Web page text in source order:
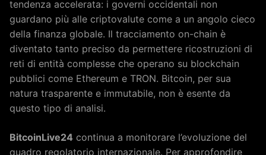
tendenza accelerata: i governi occidentali non
guardano più alle criptovalute come a un angolo cieco
della finanza globale. Il tracciamento on-chain è
diventato tanto preciso da permettere ricostruzioni di
reti di entità complesse che operano su blockchain
pubblici come Ethereum e TRON. Bitcoin, per sua
natura trasparente e immutabile, non è esente da
questo tipo di analisi.
BitcoinLive24 continua a monitorare l’evoluzione del
quadro regolatorio internazionale. Per approfondire